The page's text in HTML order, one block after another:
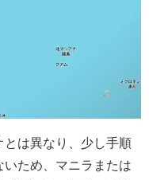
とは異なり、少し手順
ため、マニラまたは